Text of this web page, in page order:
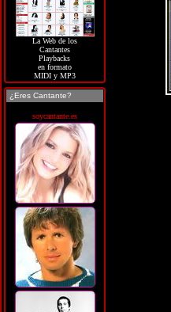
La Web de los
Cantantes
Playbacks
en formato
MIDI y MP3
¿Eres Cantante?
soycantante.es